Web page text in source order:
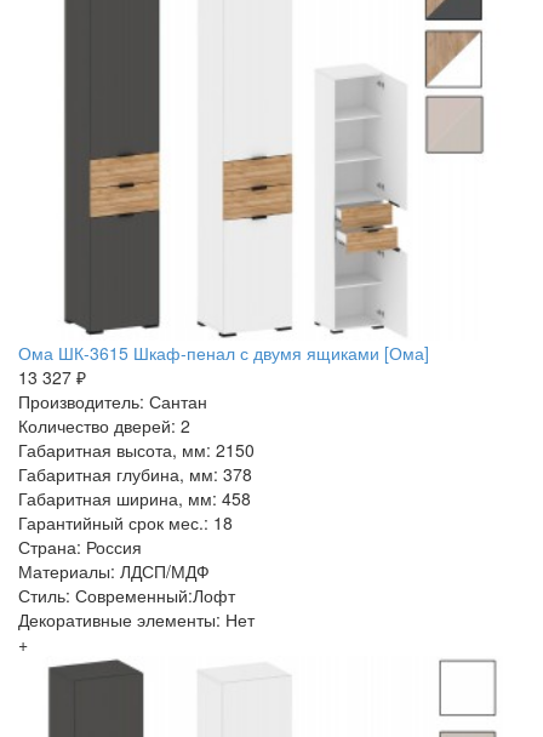
Ома ШК-3615 Шкаф-пенал с двумя ящиками [Ома]
13 327 ₽
Производитель: Сантан
Количество дверей: 2
Габаритная высота, мм: 2150
Габаритная глубина, мм: 378
Габаритная ширина, мм: 458
Гарантийный срок мес.: 18
Страна: Россия
Материалы: ЛДСП/МДФ
Стиль: Современный:Лофт
Декоративные элементы: Нет
+